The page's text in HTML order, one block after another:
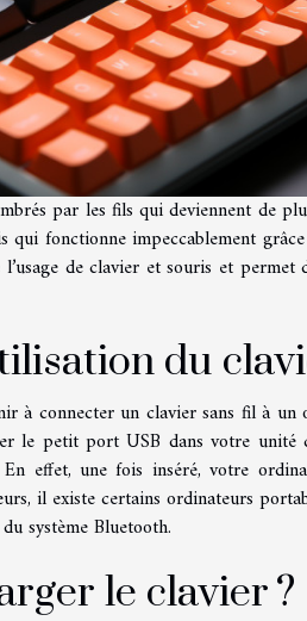
par les fils qui deviennent de
qui fonctionne impeccablement
de clavier et souris et permet
du
à connecter un clavier sans fil à un
le petit port USB dans votre
effet, une fois inséré, votre
il existe certains ordinateurs
système Bluetooth.
le clavier ?